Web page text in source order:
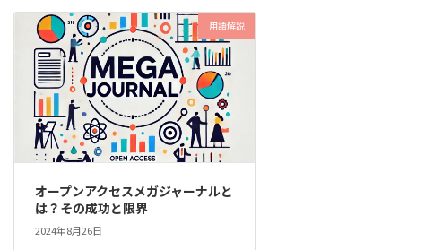
用語解説
オープンアクセスメガジャーナルと
は？その成功と限界
2024年8月26日